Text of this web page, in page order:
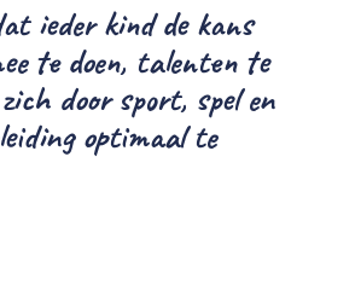
ieder kind de kans
te doen, talenten te
door sport, spel en
optimaal te